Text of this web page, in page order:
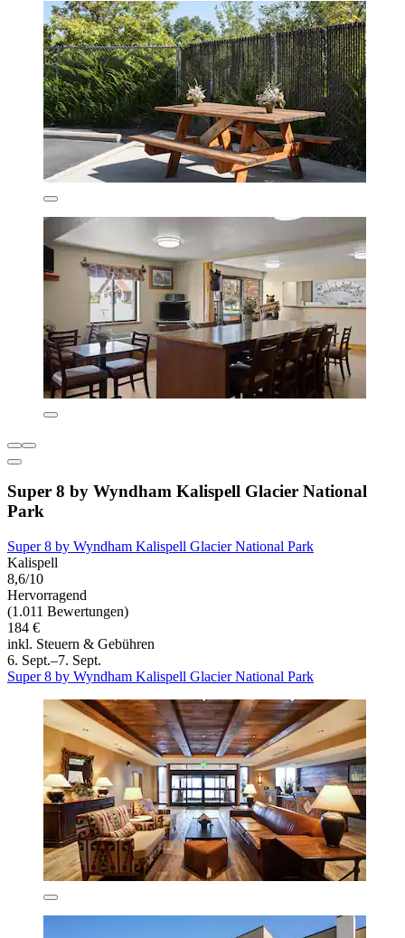
Super 8 by Wyndham Kalispell Glacier National
Park
Super 8 by Wyndham Kalispell Glacier National Park
Kalispell
8,6/10
Hervorragend
(1.011 Bewertungen)
184 €
inkl. Steuern & Gebühren
6. Sept.–7. Sept.
Super 8 by Wyndham Kalispell Glacier National Park